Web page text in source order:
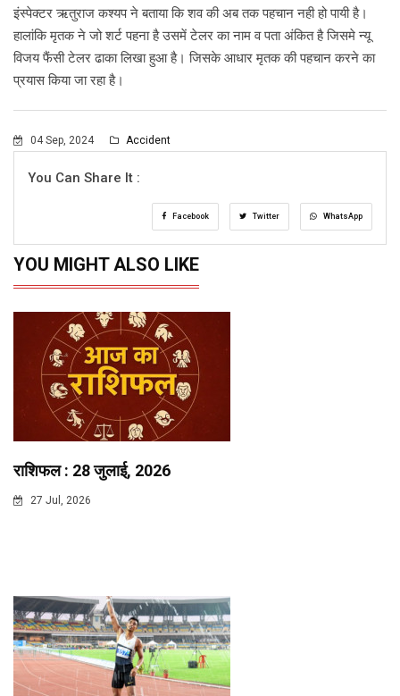
इंस्पेक्टर ऋतुराज कश्यप ने बताया कि शव की अब तक पहचान नही हो पायी है।
हालांकि मृतक ने जो शर्ट पहना है उसमें टेलर का नाम व पता अंकित है जिसमे न्यू
विजय फैंसी टेलर ढाका लिखा हुआ है। जिसके आधार मृतक की पहचान करने का
प्रयास किया जा रहा है।
04 Sep, 2024 Accident
You Can Share It :
Facebook Twitter WhatsApp
YOU MIGHT ALSO LIKE
राशिफल : 28 जुलाई, 2026
27 Jul, 2026